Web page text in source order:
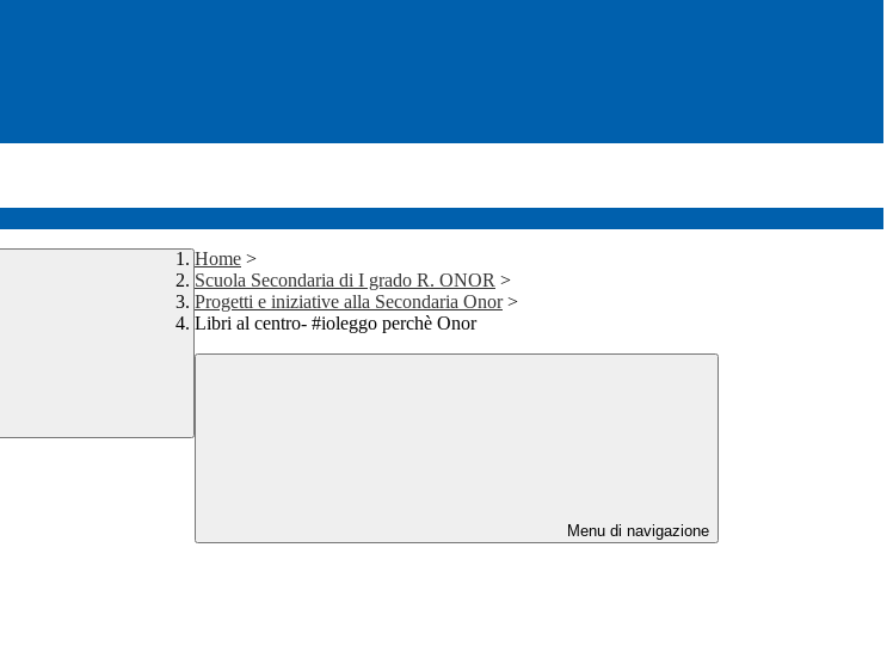
Home >
Scuola Secondaria di I grado R. ONOR >
Progetti e iniziative alla Secondaria Onor >
Libri al centro- #ioleggo perchè Onor
Menu di navigazione